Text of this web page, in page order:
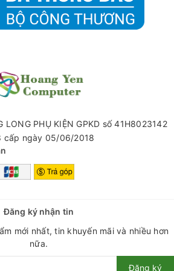
dữ liệu
nhôm, nhựa & vải bố dây dù
#sendem #SendemM38
LONG PHỤ KIỆN GPKD số 41H8023142
cấp ngày 05/06/2018
Đăng ký nhận tin
mới nhất, tin khuyến mãi và nhiều hơn
nữa.
Đăng ký